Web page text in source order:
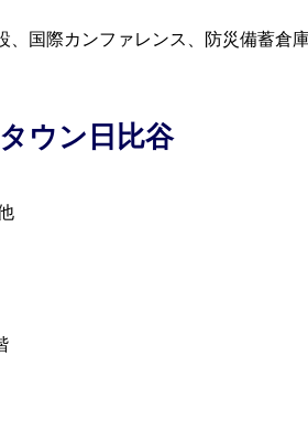
、国際カンファレンス、防災備蓄倉
ウン日比谷